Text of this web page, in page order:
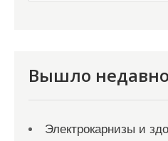
Вышло недавно
Электрокарнизы и